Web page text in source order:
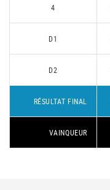
4
D1
D2
RÉSULTAT FINAL
VAINQUEUR